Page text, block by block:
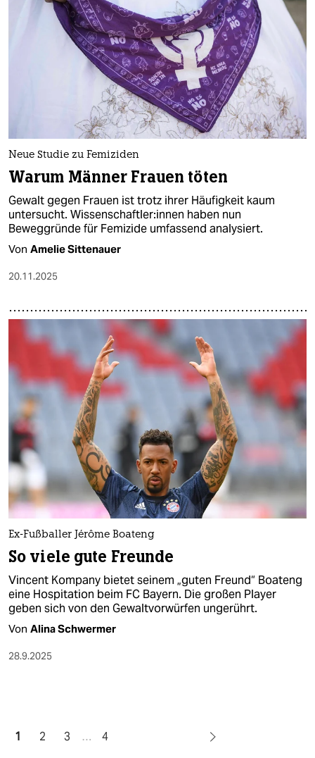
Neue Studie zu Femiziden
Warum Männer Frauen töten
Gewalt gegen Frauen ist trotz ihrer Häufigkeit kaum
untersucht. Wis­sen­schaft­le­r:in­nen haben nun
Beweggründe für Femizide umfassend analysiert.
Von Amelie Sittenauer
20.11.2025
Ex-Fußballer Jérôme Boateng
So viele gute Freunde
Vincent Kompany bietet seinem „guten Freund“ Boateng
eine Hospitation beim FC Bayern. Die großen Player
geben sich von den Gewaltvorwürfen ungerührt.
Von Alina Schwermer
28.9.2025
1 2 3 … 4